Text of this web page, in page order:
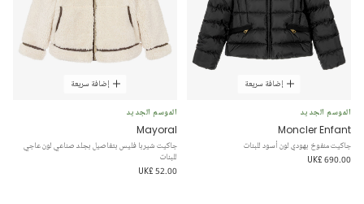
إضافة سريعة
الموسم الجديد
Moncler Enfant
جاكيت منفوخ بهودي لون أسود للبنات
UK£ 690.00
إضافة سريعة
الموسم الجديد
Mayoral
جاكيت شيربا فليس بتفاصيل بجلد صناعي لون عاجي
للبنات
UK£ 52.00